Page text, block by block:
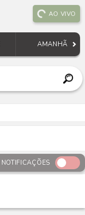
AO VIVO
AMANHÃ
NOTIFICAÇÕES